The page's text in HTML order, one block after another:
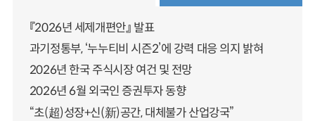
『2026년 세제개편안』 발표
과기정통부, ‘누누티비 시즌2’에 강력 대응 의지 밝혀
2026년 한국 주식시장 여건 및 전망
2026년 6월 외국인 증권투자 동향
“초(超)성장+신(新)공간, 대체불가 산업강국”